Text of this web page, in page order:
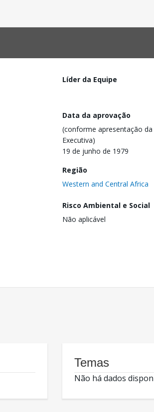
Líder da Equipe
Data da aprovação
(conforme apresentação
Executiva)
19 de junho de 1979
Região
Western and Central Africa
Risco Ambiental e Social
Não aplicável
Temas
Não há dados